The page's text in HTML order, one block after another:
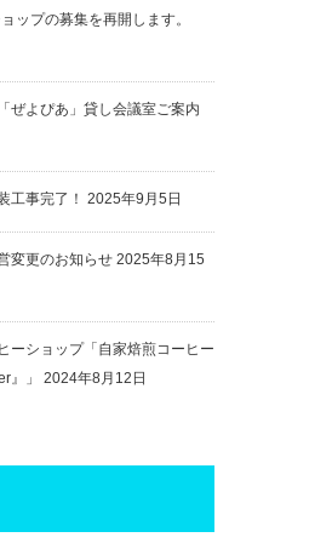
ップの募集を再開します。
ぜよぴあ」貸し会議室ご案内
工事完了！ 2025年9月5日
変更のお知らせ 2025年8月15
ーショップ「自家焙煎コーヒー
』」
2024年8月12日